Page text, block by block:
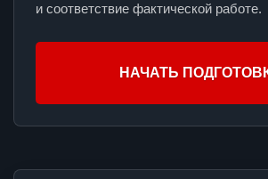
и соответствие фактической работе.
НАЧАТЬ